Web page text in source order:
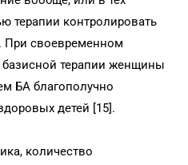
терапии контролировать
При своевременном
базисной терапии женщины
БА благополучно
детей [15].
количество